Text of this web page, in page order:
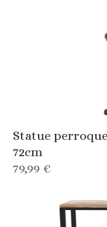
Statue
72cm
79,99 €